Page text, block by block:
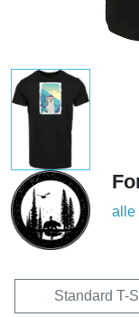
alle
Standard T-